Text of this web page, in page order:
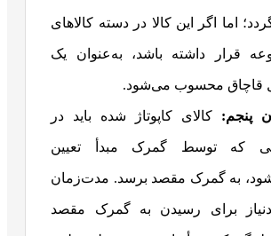
اما اگر این کالا در دسته کالاهای
قرار داشته باشد، به‌عنوان یک
قاچاق محسوب می‌شود.
پنجم: کالای کاپوتاژ شده باید در
که توسط گمرک مبدأ تعیین
به گمرک مقصد برسد. مدت‌زمان
برای رسیدن به گمرک مقصد